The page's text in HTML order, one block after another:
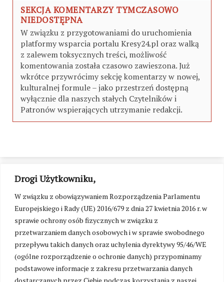
Drogi Użytkowniku,
W związku z obowiązywaniem Rozporządzenia Parlamentu
Europejskiego i Rady (UE) 2016/679 z dnia 27 kwietnia 2016 r. w
sprawie ochrony osób fizycznych w związku z
przetwarzaniem danych osobowych i w sprawie swobodnego
przepływu takich danych oraz uchylenia dyrektywy 95/46/WE
(ogólne rozporządzenie o ochronie danych) przypominamy
podstawowe informacje z zakresu przetwarzania danych
dostarczanych przez Ciebie podczas korzystania z naszej
SEKCJA KOMENTARZY TYMCZASOWO
NIEDOSTĘPNA
W związku z przygotowaniami do uruchomienia
platformy wsparcia portalu Kresy24.pl oraz walką
z zalewem toksycznych treści, możliwość
komentowania została czasowo zawieszona. Już
wkrótce przywrócimy sekcję komentarzy w nowej,
kulturalnej formule – jako przestrzeń dostępną
wyłącznie dla naszych stałych Czytelników i
Patronów wspierających utrzymanie redakcji.